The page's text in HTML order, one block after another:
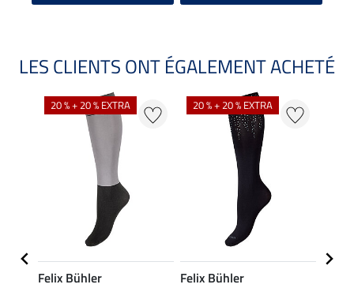
LES CLIENTS ONT ÉGALEMENT ACHETÉ
20 % + 20 % EXTRA
Felix Bühler
20 % + 20 % EXTRA
Felix Bühler